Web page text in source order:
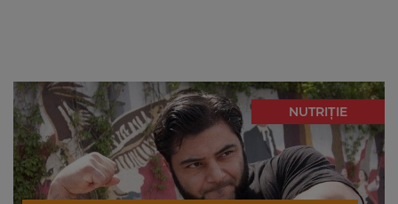
NUTRIȚIE